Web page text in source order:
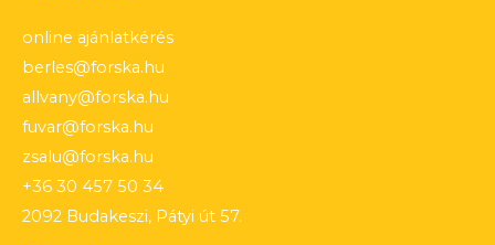
online ajánlatkérés
berles@forska.hu
allvany@forska.hu
fuvar@forska.hu
zsalu@forska.hu
+36 30 457 50 34
2092 Budakeszi, Pátyi út 57.